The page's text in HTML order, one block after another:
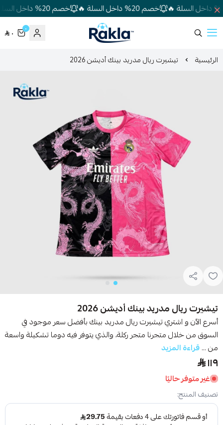
خصم 20% داخل السلة 🔥 خصم 20% داخل السلة 🔥
Rakla
٠ ٠
الرئيسية تيشيرت ريال مدريد بينك أديشن 2026
تيشيرت ريال مدريد بينك أديشن 2026
أسرع الآن و اشتري تيشيرت ريال مدريد بينك بأفضل سعر موجود في
السوق من خلال متجرنا متجر ركلة، والذي يتوفر فيه دوما تشكيلة واسعة
من ...قراءة المزيد
١١٩
غير متوفر حاليًا
تصنيف المنتج: